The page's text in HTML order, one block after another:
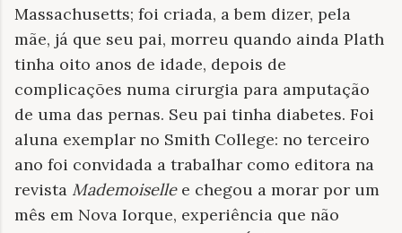
Massachusetts; foi criada, a bem dizer, pela
mãe, já que seu pai, morreu quando ainda Plath
tinha oito anos de idade, depois de
complicações numa cirurgia para amputação
de uma das pernas. Seu pai tinha diabetes. Foi
aluna exemplar no Smith College: no terceiro
ano foi convidada a trabalhar como editora na
revista Mademoisellee chegou a morar por um
mês em Nova Iorque, experiência que não